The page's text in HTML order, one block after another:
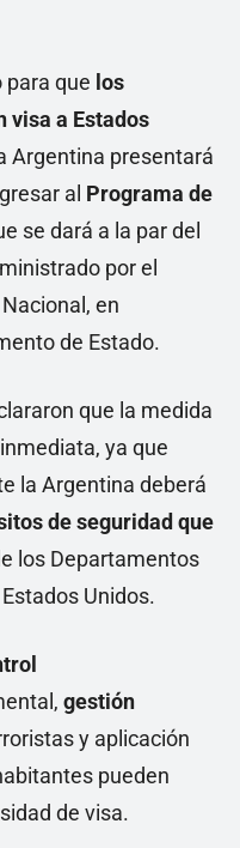
para que los
visa a Estados
Argentina presentará
al Programa de
se dará a la par del
por el
en
de Estado.
que la medida
ya que
la Argentina deberá
de seguridad que
los Departamentos
Unidos.
gestión
y aplicación
pueden
de visa.